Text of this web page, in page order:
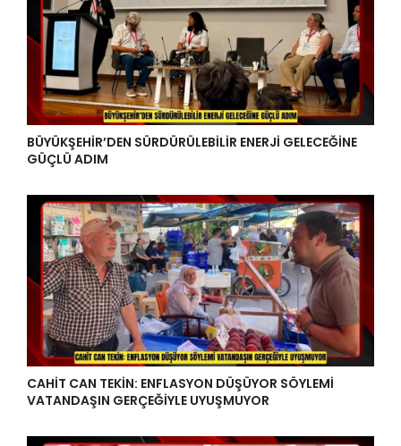
BÜYÜKŞEHİR’DEN SÜRDÜRÜLEBİLİR ENERJİ GELECEĞİNE
GÜÇLÜ ADIM
CAHİT CAN TEKİN: ENFLASYON DÜŞÜYOR SÖYLEMİ
VATANDAŞIN GERÇEĞİYLE UYUŞMUYOR